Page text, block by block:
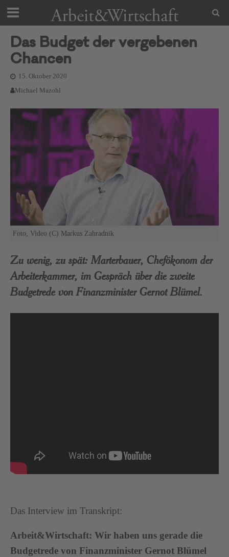
Das Budget der vergebenen
Chancen
15. Oktober 2020
Michael Mazohl
Foto, Video (C) Markus Zahradnik
Zu wenig, zu spät: Marterbauer, Chefökonom der
Arbeiterkammer, im Gespräch über die zweite
Budgetrede von Finanzminister Gernot Blümel.
Das Interview im Transkript:
Arbeit&Wirtschaft: Wir haben uns gerade die
Budgetrede von Finanzminister Gernot Blümel